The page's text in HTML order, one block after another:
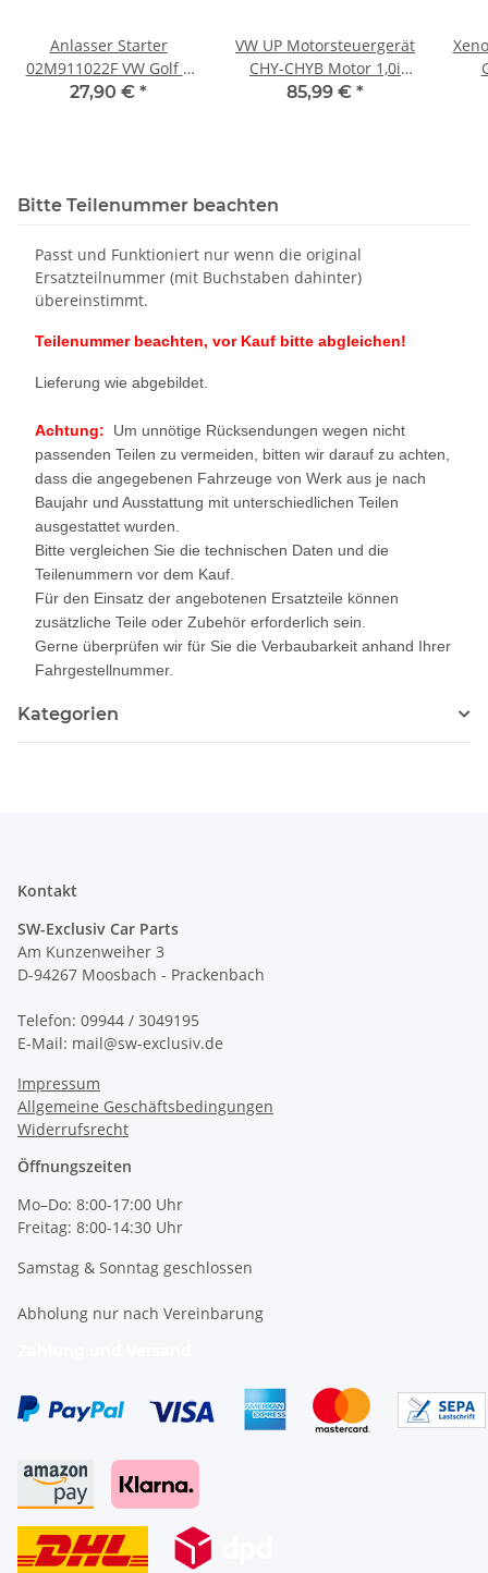
Anlasser Starter
02M911022F VW Golf 7
5G T-Roc Skoda Fabia
27,90 € *
VW UP Motorsteuergerät
CHY-CHYB Motor 1,0i
55kW BJ.2012
85,99 € *
Bitte Teilenummer beachten
Passt und Funktioniert nur wenn die original
Ersatzteilnummer (mit Buchstaben dahinter)
übereinstimmt.
Teilenummer beachten, vor Kauf bitte abgleichen!
Lieferung wie abgebildet.
Achtung: Um unnötige Rücksendungen wegen nicht
passenden Teilen zu vermeiden, bitten wir darauf zu achten,
dass die angegebenen Fahrzeuge von Werk aus je nach
Baujahr und Ausstattung mit unterschiedlichen Teilen
ausgestattet wurden.
Bitte vergleichen Sie die technischen Daten und die
Teilenummern vor dem Kauf.
Für den Einsatz der angebotenen Ersatzteile können
zusätzliche Teile oder Zubehör erforderlich sein.
Gerne überprüfen wir für Sie die Verbaubarkeit anhand Ihrer
Fahrgestellnummer.
Kategorien
Kontakt
SW-Exclusiv Car Parts
Am Kunzenweiher 3
D-94267 Moosbach - Prackenbach
Telefon: 09944 / 3049195
E-Mail: mail@sw-exclusiv.de
Impressum
Allgemeine Geschäftsbedingungen
Widerrufsrecht
Öffnungszeiten
Mo–Do: 8:00-17:00 Uhr
Freitag: 8:00-14:30 Uhr
Samstag & Sonntag geschlossen
Abholung nur nach Vereinbarung